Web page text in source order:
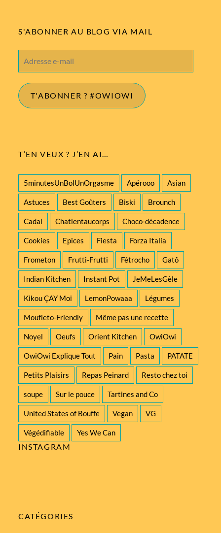
S'ABONNER AU BLOG VIA MAIL
e-
T'ABONNER ? #OWIOWI
T’EN VEUX ? J’EN AI…
5minutesUnBolUnOrgasme Apérooo Asian
Astuces Best Goûters Biski Brounch
Cadal Chatientaucorps Choco-décadence
Cookies Epices Fiesta Forza Italia
Frometon Frutti-Frutti Fétrocho Gatô
Indian Kitchen Instant Pot JeMeLesGèle
Kikou ÇAY Moi LemonPowaaa Légumes
Moufleto-Friendly Même pas une recette
Noyel Oeufs Orient Kitchen OwiOwi
OwiOwi Explique Tout Pain Pasta PATATE
Petits Plaisirs Repas Peinard Resto chez toi
soupe Sur le pouce Tartines and Co
United States of Bouffe Vegan VG
Végédifiable Yes We Can
INSTAGRAM
CATÉGORIES